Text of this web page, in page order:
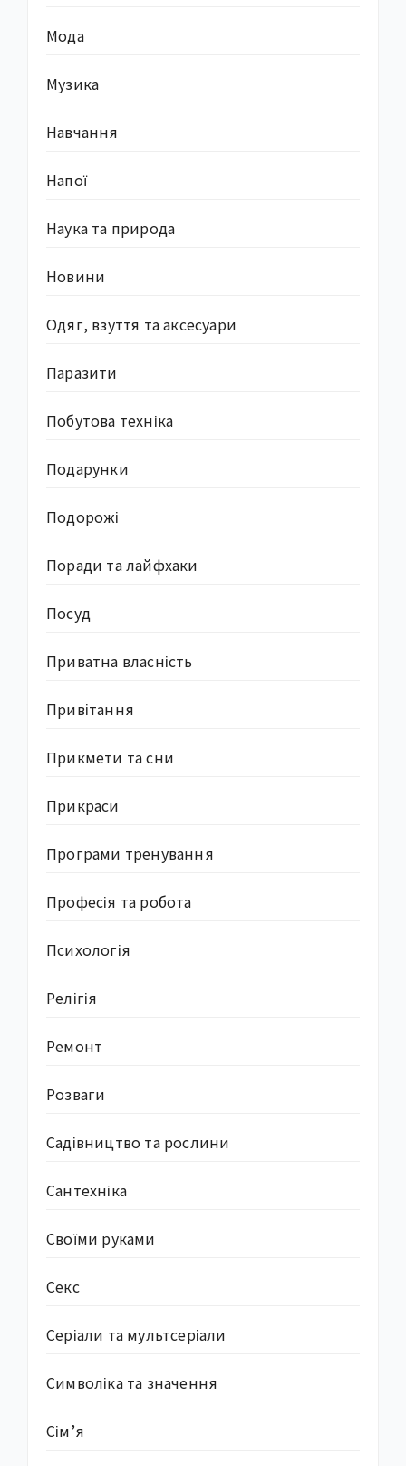
Мода
Музика
Навчання
Напої
Наука та природа
Новини
Одяг, взуття та аксесуари
Паразити
Побутова техніка
Подарунки
Подорожі
Поради та лайфхаки
Посуд
Приватна власність
Привітання
Прикмети та сни
Прикраси
Програми тренування
Професія та робота
Психологія
Релігія
Ремонт
Розваги
Садівництво та рослини
Сантехніка
Своїми руками
Секс
Серіали та мультсеріали
Символіка та значення
Сім’я